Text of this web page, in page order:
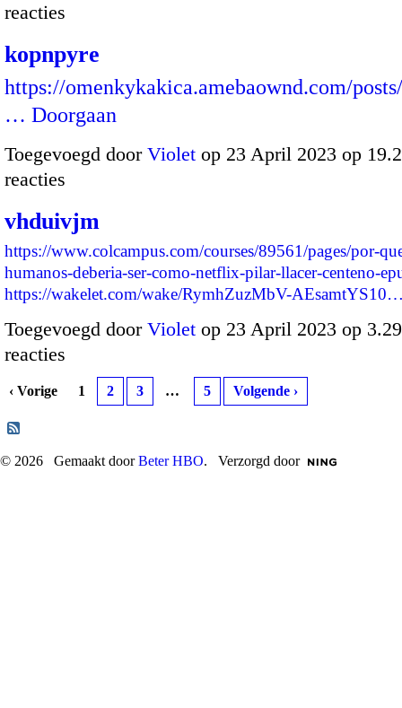
reacties
kopnpyre
https://omenkykakica.amebaownd.com/
… Doorgaan
Toegevoegd door Violet op 23 April 2023 op
reacties
vhduivjm
https://www.colcampus.com/courses/89561/pages/por-
humanos-deberia-ser-como-netflix-pilar-llacer-centeno-
https://wakelet.com/wake/RymhZuzMbV-
Toegevoegd door Violet op 23 April 2023 op
reacties
‹ Vorige 1 2 3 … 5 Volgende ›
© 2026 Gemaakt doorBeter HBO. Verzorgd door